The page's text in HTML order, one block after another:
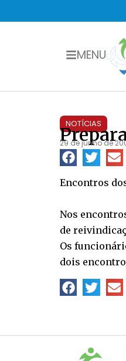
MENU
NOTÍCIAS
29 de junho de
Encontros
Nos
de
Os
dois